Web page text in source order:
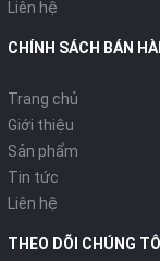
Liên hệ
CHÍNH SÁCH BÁN
Trang chủ
Giới thiệu
Sản phẩm
Tin tức
Liên hệ
THEO DÕI CHÚNG TÔI